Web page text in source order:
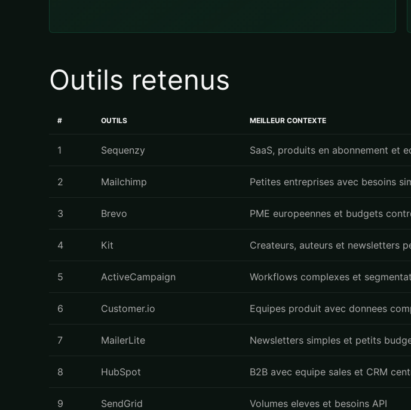
Outils retenus
# OUTILS MEILLEUR CONTEXTE
1 Sequenzy SaaS, produits en abonnement et
2 Mailchimp Petites entreprises avec besoins
3 Brevo PME europeennes et budgets
4 Kit Createurs, auteurs et newsletters
5 ActiveCampaign Workflows complexes et
6 Customer.io Equipes produit avec donnees
7 MailerLite Newsletters simples et petits
8 HubSpot B2B avec equipe sales et CRM
9 SendGrid Volumes eleves et besoins API